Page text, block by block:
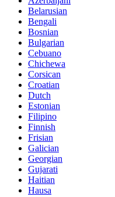
Belarusian
Bengali
Bosnian
Bulgarian
Cebuano
Chichewa
Corsican
Croatian
Dutch
Estonian
Filipino
Finnish
Frisian
Galician
Georgian
Gujarati
Haitian
Hausa